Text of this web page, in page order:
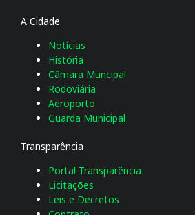
A Cidade
Notícias
História
Câmara Muncipal
Rodoviária
Aeroporto
Guarda Municipal
Transparência
Portal Transparência
Licitações
Leis e Decretos